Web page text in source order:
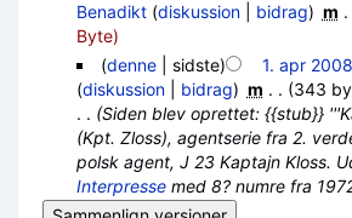
Benadikt (diskussion| bidrag) m .
Byte)
(denne| sidste) 1. apr
(diskussion| bidrag) m . . (343
. . (Siden blev oprettet: {{stub}}
(Kpt. Zloss), agentserie fra 2.
polsk agent, J 23 Kaptajn Kloss.
Interpressemed 8? numre fra